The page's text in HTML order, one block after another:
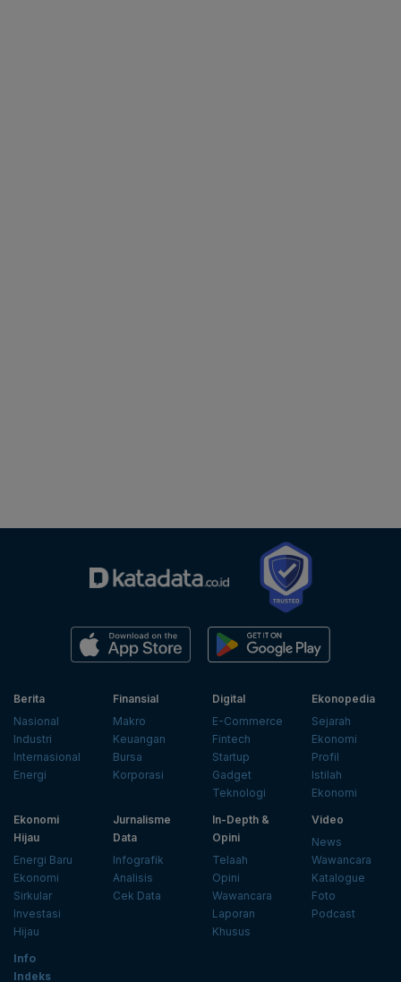
Berita
Nasional
Industri
Internasional
Energi
Finansial
Makro
Keuangan
Bursa
Korporasi
Digital
E-Commerce
Fintech
Startup
Gadget
Teknologi
Ekonopedia
Sejarah
Ekonomi
Profil
Istilah
Ekonomi
Ekonomi
Hijau
Energi Baru
Ekonomi
Sirkular
Investasi
Hijau
Jurnalisme
Data
Infografik
Analisis
Cek Data
In-Depth &
Opini
Telaah
Opini
Wawancara
Laporan
Khusus
Video
News
Wawancara
Katalogue
Foto
Podcast
Info
Indeks